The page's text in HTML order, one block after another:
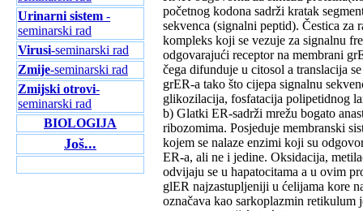
Urinarni sistem -
seminarski rad
Virusi-seminarski rad
Zmije-seminarski rad
Zmijski otrovi-
seminarski rad
BIOLOGIJA
Još...
početnog kodona sadrži kratak
sekvenca (signalni peptid). Čestica za
kompleks koji se vezuje za signalnu
odgovarajući receptor na membrani
čega difunduje u citosol a translacija
grER-a tako što cijepa signalnu
glikozilacija, fosfatacija polipetidnog
b) Glatki ER-sadrži mrežu bogato
ribozomima. Posjeduje membranski
kojem se nalaze enzimi koji su
ER-a, ali ne i jedine. Oksidacija,
odvijaju se u hapatocitama a u ovim
glER najzastupljeniji u ćelijama kore
označava kao sarkoplazmin retikulum